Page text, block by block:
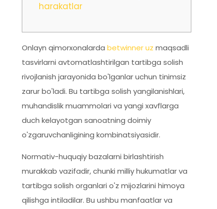
harakatlar
Onlayn qimorxonalarda betwinner uz maqsadli
tasvirlarni avtomatlashtirilgan tartibga solish
rivojlanish jarayonida bo'lganlar uchun tinimsiz
zarur bo'ladi. Bu tartibga solish yangilanishlari,
muhandislik muammolari va yangi xavflarga
duch kelayotgan sanoatning doimiy
o'zgaruvchanligining kombinatsiyasidir.
Normativ-huquqiy bazalarni birlashtirish
murakkab vazifadir, chunki milliy hukumatlar va
tartibga solish organlari o'z mijozlarini himoya
qilishga intiladilar. Bu ushbu manfaatlar va